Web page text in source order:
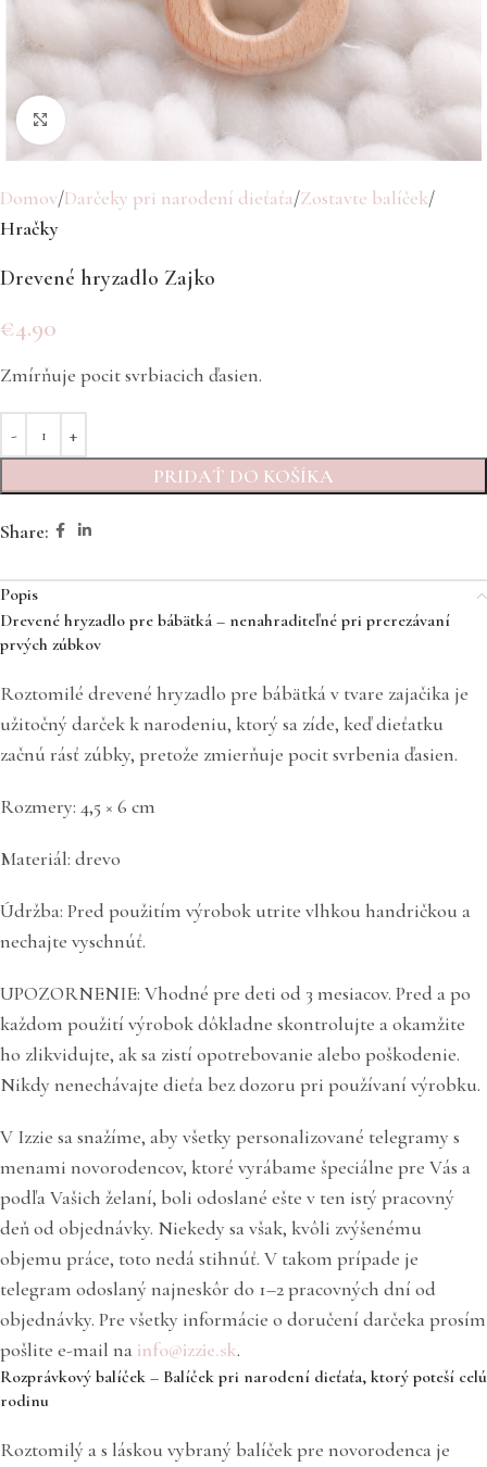
Click to enlarge
Domov Darčeky pri narodení dieťaťa Zostavte balíček
Hračky
Drevené hryzadlo Zajko
€4.90
Zmírňuje pocit svrbiacich ďasien.
PRIDAŤ DO KOŠÍKA
Share:
Popis
Drevené hryzadlo pre bábätká – nenahraditeľné pri prerezávaní
prvých zúbkov
Roztomilé drevené hryzadlo pre bábätká v tvare zajačika je
užitočný darček k narodeniu, ktorý sa zíde, keď dieťatku
začnú rásť zúbky, pretože zmierňuje pocit svrbenia ďasien.
Rozmery: 4,5 × 6 cm
Materiál: drevo
Údržba: Pred použitím výrobok utrite vlhkou handričkou a
nechajte vyschnúť.
UPOZORNENIE: Vhodné pre deti od 3 mesiacov. Pred a po
každom použití výrobok dôkladne skontrolujte a okamžite
ho zlikvidujte, ak sa zistí opotrebovanie alebo poškodenie.
Nikdy nenechávajte dieťa bez dozoru pri používaní výrobku.
V Izzie sa snažíme, aby všetky personalizované telegramy s
menami novorodencov, ktoré vyrábame špeciálne pre Vás a
podľa Vašich želaní, boli odoslané ešte v ten istý pracovný
deň od objednávky. Niekedy sa však, kvôli zvýšenému
objemu práce, toto nedá stihnúť. V takom prípade je
telegram odoslaný najneskôr do 1–2 pracovných dní od
objednávky. Pre všetky informácie o doručení darčeka prosím
pošlite e-mail na info@izzie.sk.
Rozprávkový balíček – Balíček pri narodení dieťaťa, ktorý poteší celú
rodinu
Roztomilý a s láskou vybraný balíček pre novorodenca je